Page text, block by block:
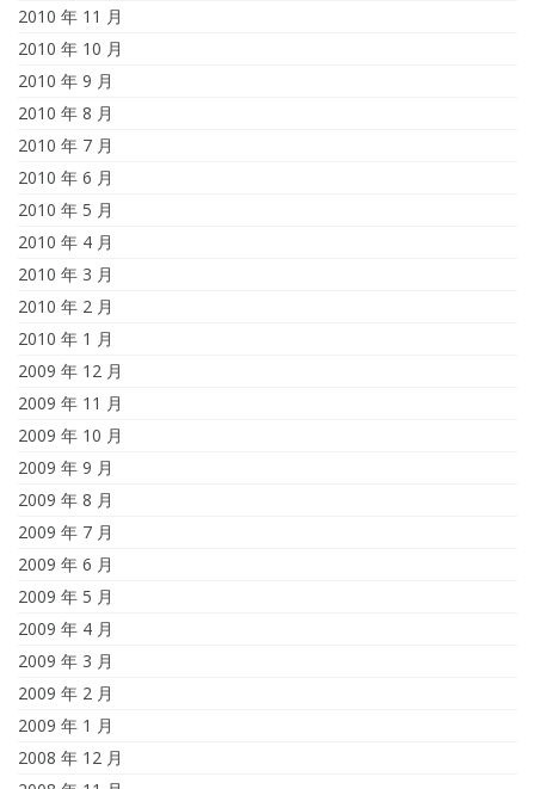
2010 年 11 月
2010 年 10 月
2010 年 9 月
2010 年 8 月
2010 年 7 月
2010 年 6 月
2010 年 5 月
2010 年 4 月
2010 年 3 月
2010 年 2 月
2010 年 1 月
2009 年 12 月
2009 年 11 月
2009 年 10 月
2009 年 9 月
2009 年 8 月
2009 年 7 月
2009 年 6 月
2009 年 5 月
2009 年 4 月
2009 年 3 月
2009 年 2 月
2009 年 1 月
2008 年 12 月